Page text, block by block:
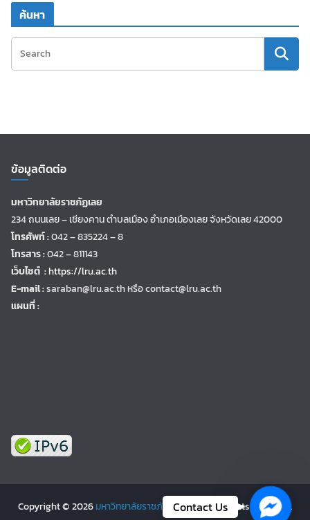
ค้นหา
ข้อมูลติดต่อ
มหาวิทยาลัยราชภัฏเลย
234 ถนนเลย – เชียงคาน ตำบลเมือง อำเภอเมืองเลย จังหวัดเลย 42000
โทรศัพท์ :042 – 835224 – 8
โทรสาร :042 – 811143
เว็บไซต์ :https://lru.ac.th
E-mail :saraban@lru.ac.thหรือ contact@lru.ac.th
แผนที่ :
Copyright © 2026มหาวิทยาลัยราชภัฏเลย | LRU. All rights reserved.
Contact Us